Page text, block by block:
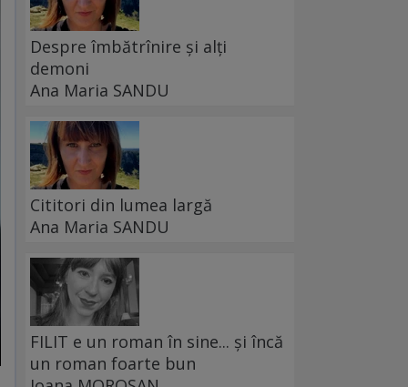
Despre îmbătrînire și alți
demoni
Ana Maria SANDU
Cititori din lumea largă
Ana Maria SANDU
FILIT e un roman în sine... și încă
un roman foarte bun